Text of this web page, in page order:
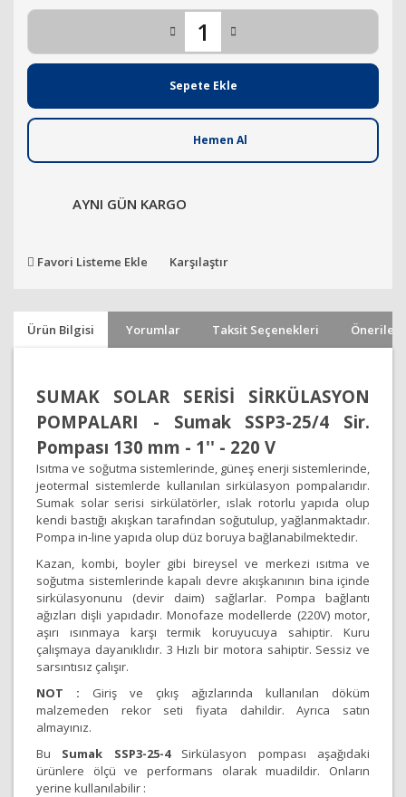
Sepete Ekle
Hemen Al
AYNI GÜN KARGO
Favori Listeme Ekle Karşılaştır
Ürün Bilgisi Yorumlar Taksit Seçenekleri
SUMAK SOLAR SERİSİ SİRKÜLASYON
POMPALARI - Sumak SSP3-25/4 Sir.
Pompası 130 mm - 1'' - 220 V
Isıtma ve soğutma sistemlerinde, güneş enerji sistemlerinde,
jeotermal sistemlerde kullanılan sirkülasyon pompalarıdır.
Sumak solar serisi sirkülatörler, ıslak rotorlu yapıda olup
kendi bastığı akışkan tarafından soğutulup, yağlanmaktadır.
Pompa in-line yapıda olup düz boruya bağlanabilmektedir.
Kazan, kombi, boyler gibi bireysel ve merkezi ısıtma ve
soğutma sistemlerinde kapalı devre akışkanının bina içinde
sirkülasyonunu (devir daim) sağlarlar. Pompa bağlantı
ağızları dişli yapıdadır. Monofaze modellerde (220V) motor,
aşırı ısınmaya karşı termik koruyucuya sahiptir. Kuru
çalışmaya dayanıklıdır. 3 Hızlı bir motora sahiptir. Sessiz ve
sarsıntısız çalışır.
NOT : Giriş ve çıkış ağızlarında kullanılan döküm
malzemeden rekor seti fiyata dahildir. Ayrıca satın
almayınız.
Bu Sumak SSP3-25-4 Sirkülasyon pompası aşağıdaki
ürünlere ölçü ve performans olarak muadildir. Onların
yerine kullanılabilir :